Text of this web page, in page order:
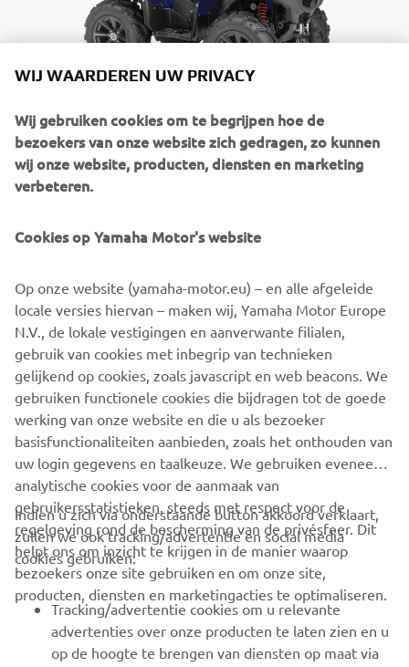
2019 GRIZZLY 700 EPS SPECIAL EDITION
Ontdek meer
The information and/or imagery on these webpages may
never be used for commercial or non-commercial
purposes without the explicit written consent of Yamaha
Motor Europe N.V. and/or Yamaha Motor Co., Ltd.
Always ride in a safe manner and obey all local road laws.
CORPORATE
BUSINESS
MEER YAMAHA
WIJ WAARDEREN UW PRIVACY
Wij gebruiken cookies om te begrijpen hoe de
bezoekers van onze website zich gedragen, zo kunnen
wij onze website, producten, diensten en marketing
verbeteren.
Cookies op Yamaha Motor's website
Op onze website (yamaha-motor.eu) – en alle afgeleide
locale versies hiervan – maken wij, Yamaha Motor Europe
N.V., de lokale vestigingen en aanverwante filialen,
gebruik van cookies met inbegrip van technieken
gelijkend op cookies, zoals javascript en web beacons. We
gebruiken functionele cookies die bijdragen tot de goede
werking van onze website en die u als bezoeker
basisfunctionaliteiten aanbieden, zoals het onthouden van
uw login gegevens en taalkeuze. We gebruiken eveneens
analytische cookies voor de aanmaak van
gebruikersstatistieken, steeds met respect voor de
regelgeving rond de bescherming van de privésfeer. Dit
helpt ons om inzicht te krijgen in de manier waarop
bezoekers onze site gebruiken en om onze site,
producten, diensten en marketingacties te optimaliseren.
Indien u zich via onderstaande button akkoord verklaart,
zullen we ook tracking/advertentie en social media
cookies gebruiken:
Tracking/advertentie cookies om u relevante
advertenties over onze producten te laten zien en u
op de hoogte te brengen van diensten op maat via